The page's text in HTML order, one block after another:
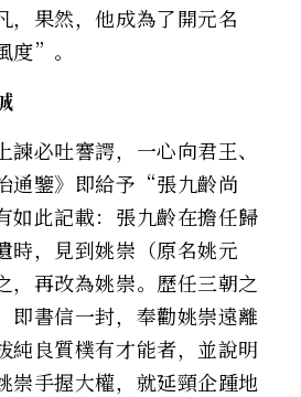
，果然，他成為了開元名
度”。
必吐謇諤，一心向君王、
通鑒》即給予“張九齡尚
此記載：張九齡在擔任歸
時，見到姚崇（原名姚元
，再改為姚崇。歷任三朝之
即書信一封，奉勸姚崇遠離
純良質樸有才能者，並說明
崇手握大權，就延頸企踵地